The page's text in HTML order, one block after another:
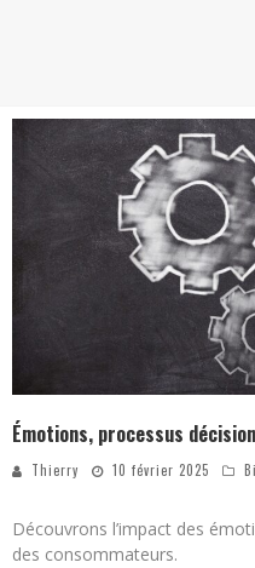
Émotions, processus
Thierry 10 février 2025
Découvrons l’impact des
des consommateurs.